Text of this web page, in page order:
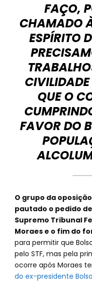
FAÇO,
CHAMADO
ESPÍRITO
QUE O
FAVOR DO
O grupo da
pautado o pedido
Supremo Tribunal
Moraes e o fim do
para permitir que
pelo STF, mas pela
ocorre após Moraes
do ex-presidente